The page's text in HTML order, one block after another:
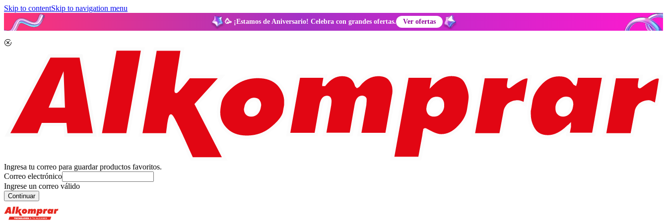
Skip to contentSkip to navigation menu
🥳 ¡Estamos de Aniversario! Celebra con grandes ofertas. Ver ofertas
Ingresa tu correo para guardar productos favoritos.
Correo electrónico
Ingrese un correo válido
Continuar